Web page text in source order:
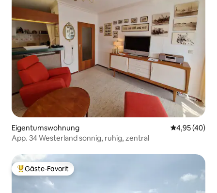
Eigentumswohnung
4,95 (40)
App. 34 Westerland sonnig, ruhig, zentral
Beliebter Gäste-Favorit.
Gäste-Favorit